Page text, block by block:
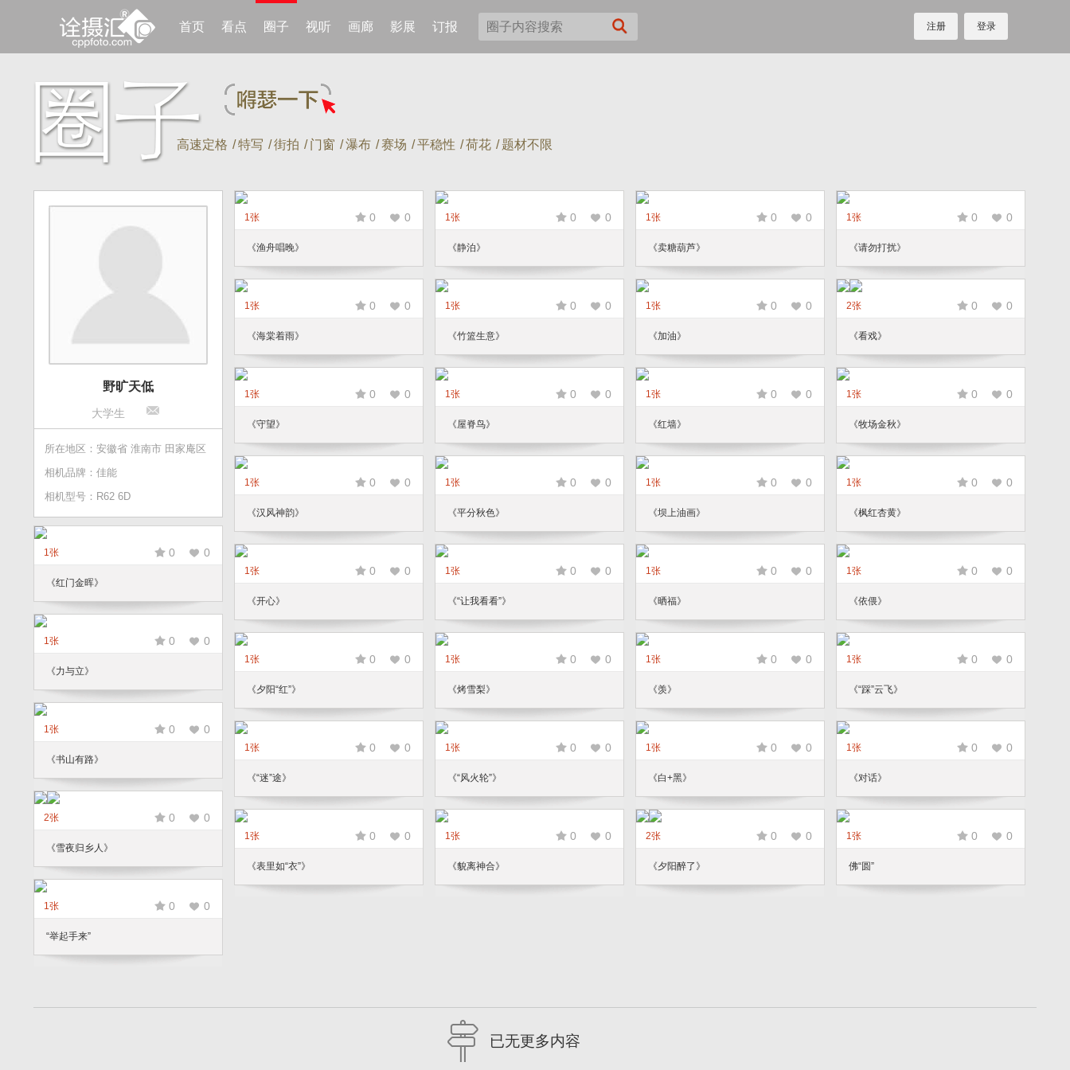
首页 看点 圈子 视听 画廊 影展 订报 注册 登录
高速定格 /特写 /街拍 / 门窗 /瀑布 /赛场 /平稳性 /荷花 / 题材不限
野旷天低
大学生
所在地区：安徽省 淮南市 田家庵区
相机品牌：佳能
相机型号：R62 6D
1张 0 0
《渔舟唱晚》
1张 0 0
《静泊》
1张 0 0
《卖糖葫芦》
1张 0 0
《请勿打扰》
1张 0 0
《海棠着雨》
1张 0 0
《竹篮生意》
1张 0 0
《加油》
2张 0 0
《看戏》
1张 0 0
《守望》
1张 0 0
《屋脊鸟》
1张 0 0
《红墙》
1张 0 0
《牧场金秋》
1张 0 0
《汉风神韵》
1张 0 0
《平分秋色》
1张 0 0
《坝上油画》
1张 0 0
《枫红杏黄》
1张 0 0
《红门金晖》
1张 0 0
《开心》
1张 0 0
《“让我看看”》
1张 0 0
《晒福》
1张 0 0
《依偎》
1张 0 0
《力与立》
1张 0 0
《夕阳“红”》
1张 0 0
《烤雪梨》
1张 0 0
《羡》
1张 0 0
《“踩”云飞》
1张 0 0
《书山有路》
1张 0 0
《“迷”途》
1张 0 0
《“风火轮”》
1张 0 0
《白+黑》
1张 0 0
《对话》
2张 0 0
《雪夜归乡人》
1张 0 0
《表里如“衣”》
1张 0 0
《貌离神合》
2张 0 0
《夕阳醉了》
1张 0 0
佛“圆”
1张 0 0
“举起手来”
已无更多内容